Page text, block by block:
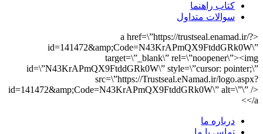
کتاب راهنما
سوالات متداول
<a href=\”https://trustseal.enamad.ir/?
id=141472&amp;Code=N43KrAPmQX9FtddGRk0W\”
target=\”_blank\” rel=\”noopener\”><img
id=\”N43KrAPmQX9FtddGRk0W\” style=\”cursor: pointer;\”
src=\”https://Trustseal.eNamad.ir/logo.aspx?
id=141472&amp;Code=N43KrAPmQX9FtddGRk0W\” alt=\”\” />
</a>
درباره ما
تماس با ما